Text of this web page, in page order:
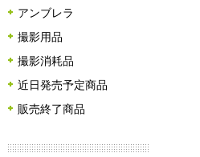
アンブレラ
撮影用品
撮影消耗品
近日発売予定商品
販売終了商品